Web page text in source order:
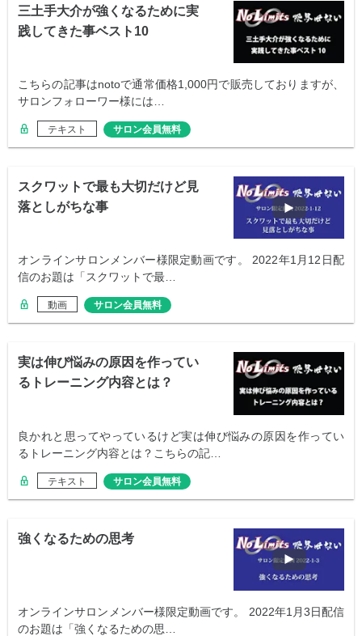
三土手大介が強くなるために実
践してきた事ベスト10
こちらの記事はnotoで通常価格1,000円で販売しておりますが、
サロンフォローワー様には…
テキスト サロン会員無料
スクワットで最も大切だけど見
落としがちな事
オンラインサロンメンバー様限定動画です。 2022年1月12日配
信のお題は「スクワットで最…
動画 サロン会員無料
実は伸び悩みの原因を作ってい
るトレーニング内容とは？
良かれと思ってやっているけど実は伸び悩みの原因を作ってい
るトレーニング内容とは？こちらの記…
テキスト サロン会員無料
強くなるための思考
オンラインサロンメンバー様限定動画です。 2022年1月3日配信
のお題は「強くなるための思…